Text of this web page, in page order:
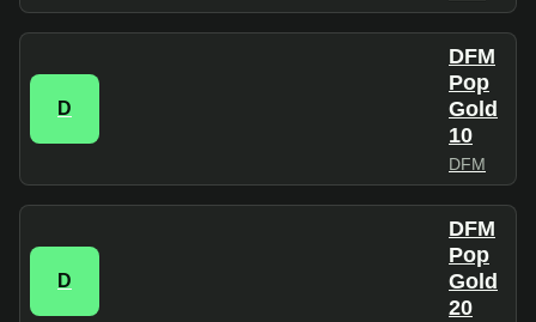
D
DFM
Pop
Gold
10
DFM
D
DFM
Pop
Gold
20